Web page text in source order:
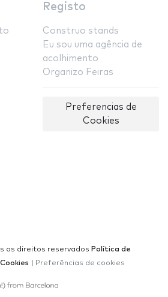
Registo
Construo stands
Eu sou uma agência de
acolhimento
Organizo Feiras
Preferencias de
Cookies
os direitos reservados Política de
Preferências de cookies